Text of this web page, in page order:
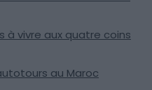
à vivre aux quatre coins
au Maroc